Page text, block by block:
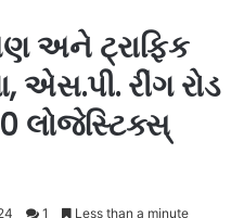
અને ટ્રાફિક
એસ.પી. રીંગ રોડ
લોજેસ્ટિક્સ્
1 Less than a minute